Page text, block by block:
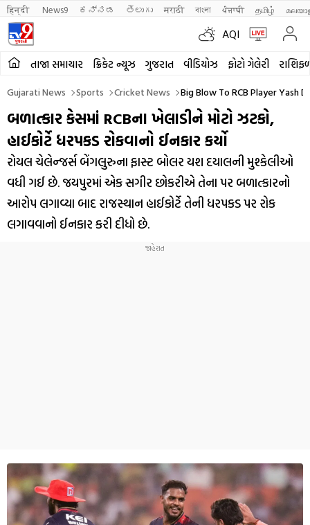
हिन्दी News9 ಕನ್ನಡ తెలుగు मराठी বাংলা ਪੰਜਾਬੀ தமிழ்
AQI
તાજા સમાચાર ક્રિકેટ ન્યૂઝ ગુજરાત વીડિયોઝ ફોટો ગેલેરી
Gujarati News Sports Cricket News Big Blow To RCB Player Yash
બળાત્કાર કેસમાં RCBના ખેલાડીને મોટો ઝટકો,
હાઈકોર્ટે ધરપકડ રોકવાનો ઈનકાર કર્યો
રોયલ ચેલેન્જર્સ બેંગલુરુના ફાસ્ટ બોલર યશ દયાલની મુશ્કેલીઓ
વધી ગઈ છે. જયપુરમાં એક સગીર છોકરીએ તેના પર બળાત્કારનો
આરોપ લગાવ્યા બાદ રાજસ્થાન હાઈકોર્ટે તેની ધરપકડ પર રોક
લગાવવાનો ઈનકાર કરી દીધો છે.